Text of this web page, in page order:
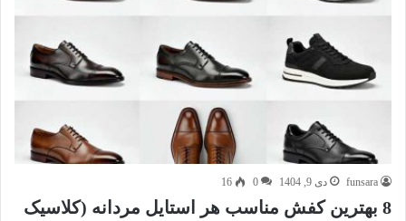
funsara دی 9, 1404 0
16
8 بهترین کفش مناسب هر استایل مردانه (کلاسیک